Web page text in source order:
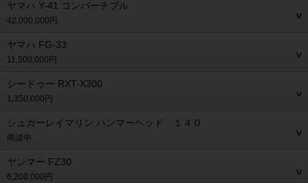
ヤマハ Y-41 コンバーチブル
42,000,000円
ヤマハ FG-33
11,500,000円
シードゥー RXT-X300
1,350,000円
シュガーレイマリン ハンマーヘッド １４０
商談中
ヤンマー FZ30
6,200,000円